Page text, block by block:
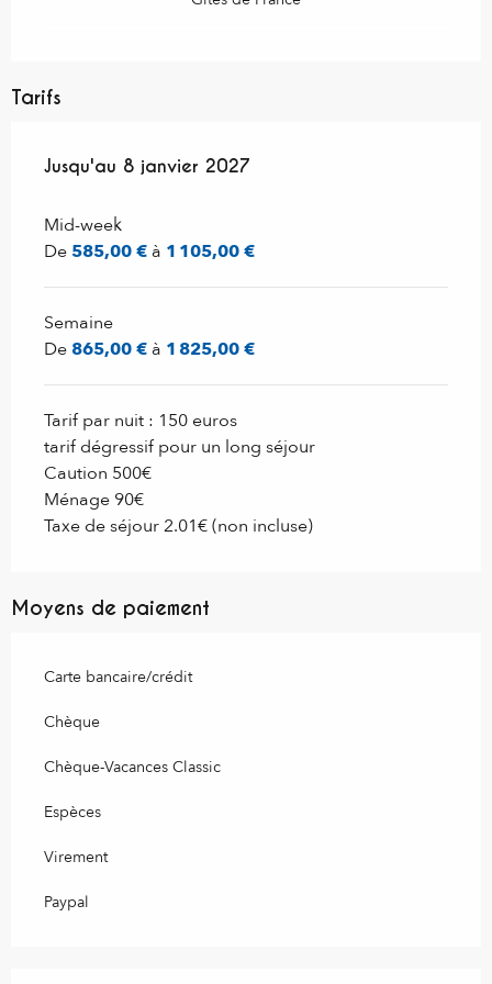
Tarifs
Du20 décembre 2025au
Jusqu'au 8 janvier 2027
Mid-week
De585,00 € à 1 105,00 €
Semaine
De 865,00 € à 1 825,00 €
Tarif par nuit : 150 euros
tarif dégressif pour un long séjour
Caution 500€
Ménage 90€
Taxe de séjour 2.01€ (non incluse)
Moyens de paiement
Carte bancaire/crédit
Chèque
Chèque-Vacances Classic
Espèces
Virement
Paypal